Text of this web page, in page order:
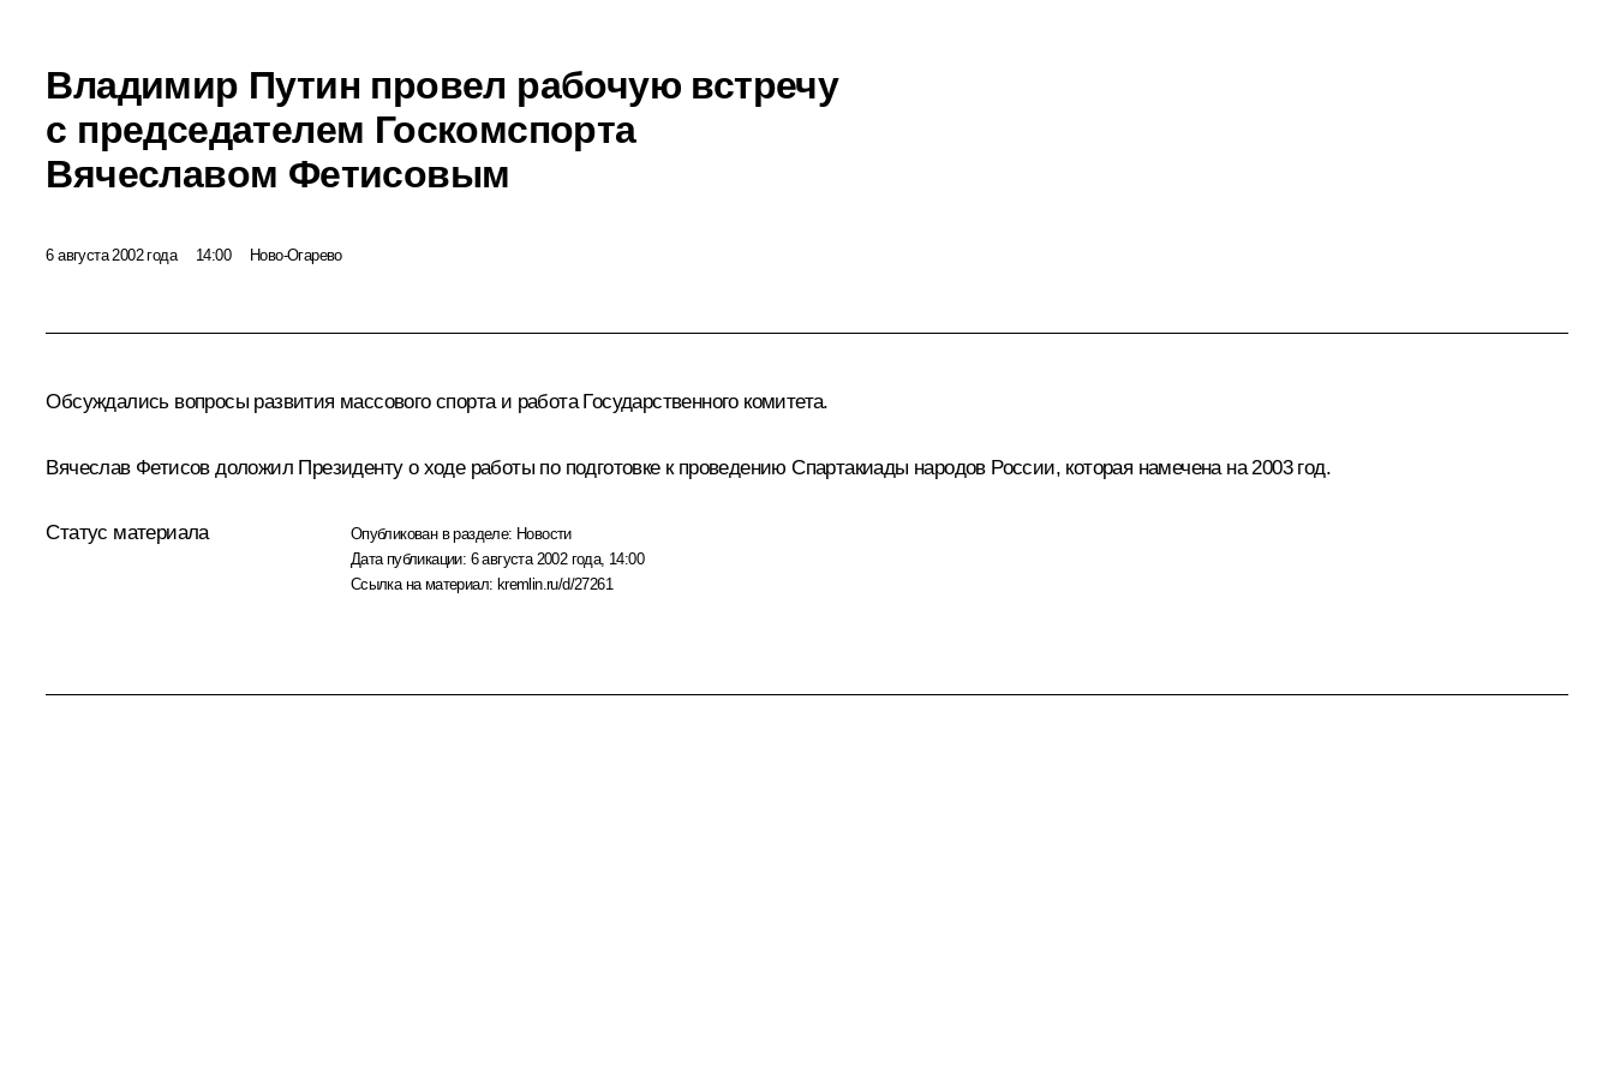
Владимир Путин провел рабочую встречу
с председателем Госкомспорта
Вячеславом Фетисовым
6 августа 2002 года 14:00 Ново-Огарево
Обсуждались вопросы развития массового спорта и работа Государственного комитета.
Вячеслав Фетисов доложил Президенту о ходе работы по подготовке к проведению Спартакиады народов России, которая намечена на 2003 год.
Статус материала Опубликован в разделе: Новости
Дата публикации: 6 августа 2002 года, 14:00
Ссылка на материал: kremlin.ru/d/27261